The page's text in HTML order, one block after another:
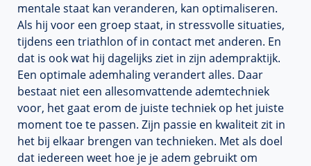
mentale staat kan veranderen, kan optimaliseren.
Als hij voor een groep staat, in stressvolle situaties,
tijdens een triathlon of in contact met anderen. En
dat is ook wat hij dagelijks ziet in zijn adempraktijk.
Een optimale ademhaling verandert alles. Daar
bestaat niet een allesomvattende ademtechniek
voor, het gaat erom de juiste techniek op het juiste
moment toe te passen. Zijn passie en kwaliteit zit in
het bij elkaar brengen van technieken. Met als doel
dat iedereen weet hoe je je adem gebruikt om